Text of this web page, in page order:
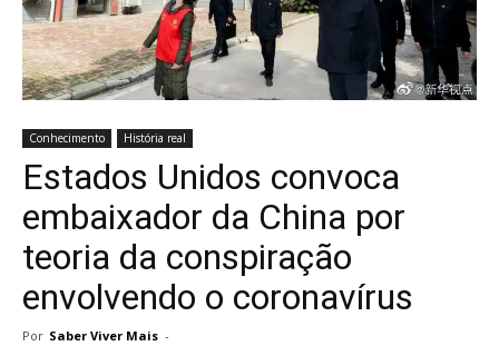
Conhecimento História real
Estados Unidos convoca
embaixador da China por
teoria da conspiração
envolvendo o coronavírus
Por Saber Viver Mais -